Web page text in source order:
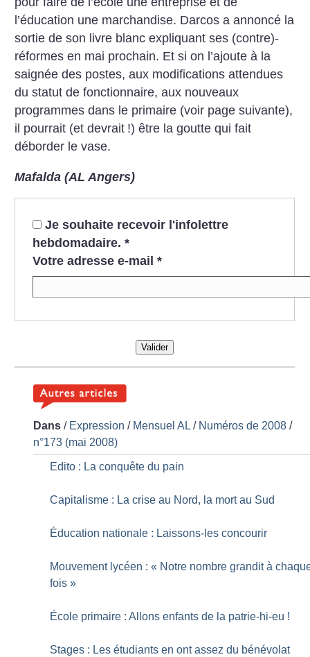
l’éducation une marchandise. Darcos a annoncé la
sortie de son livre blanc expliquant ses (contre)-
réformes en mai prochain. Et si on l’ajoute à la
saignée des postes, aux modifications attendues
du statut de fonctionnaire, aux nouveaux
programmes dans le primaire (voir page suivante),
il pourrait (et devrait !) être la goutte qui fait
déborder le vase.
Mafalda (AL Angers)
Je souhaite recevoir l'infolettre
hebdomadaire. *
Votre adresse e-mail *
Valider
Dans / Expression / Mensuel AL / Numéros de 2008 /
n°173 (mai 2008)
Edito : La conquête du pain
Capitalisme : La crise au Nord, la mort au Sud
Éducation nationale : Laissons-les concourir
Mouvement lycéen : « Notre nombre grandit à
fois »
École primaire : Allons enfants de la patrie-hi-eu !
Stages : Les étudiants en ont assez du bénévolat